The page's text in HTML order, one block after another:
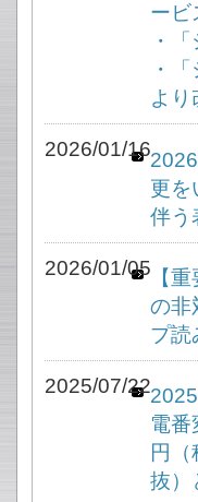
ービ
・
・
より
2026/01/16
更
伴う
2026/01/05 【
の非
プ読
2025/07/22
電
円
抜）